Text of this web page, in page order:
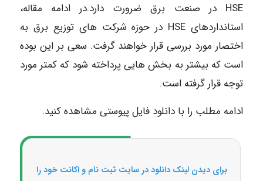
HSE در صنعت برق ضرورت دارد.در ادامه مقاله،
استانداردهای HSE در حوزه شرکت های توزیع برق به
اختصار مورد بررسی قرار خواهند گرفت. سعی بر این بوده
است که بیشتر به بخش هایی پرداخته شود که کمتر مورد
توجه قرار گرفته است.
ادامه مطلب را با دانلود فایل پیوستی مشاهده کنید.
برای دیدن لینک دانلود در سایت ثبت نام و اکانت خود را